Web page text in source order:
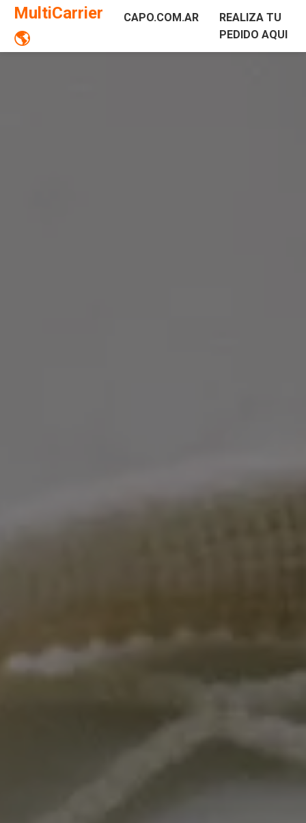
MultiCarrier
🌎
CAPO.COM.AR
REALIZA TU
PEDIDO AQUI